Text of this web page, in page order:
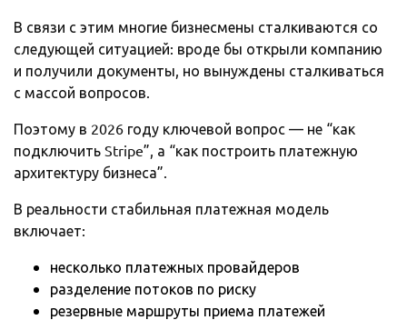
В связи с этим многие бизнесмены сталкиваются со
следующей ситуацией: вроде бы открыли компанию
и получили документы, но вынуждены сталкиваться
с массой вопросов.
Поэтому в 2026 году ключевой вопрос — не “как
подключить Stripe”, а “как построить платежную
архитектуру бизнеса”.
В реальности стабильная платежная модель
включает:
несколько платежных провайдеров
разделение потоков по риску
резервные маршруты приема платежей